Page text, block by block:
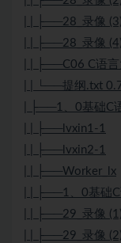
| | ├──28_录像
| | ├──28_录像
| | ├──C06 C语
| | └──提纲.txt
| ├──1、0基础C
| | ├──lvxin1-1
| | ├──lvxin2-1
| | ├──Worker_lx
| | ├──1、0基础
| | ├──29_录像
| | ├──29_录像